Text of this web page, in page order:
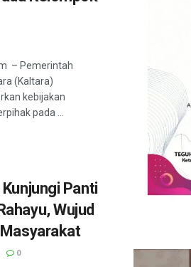
– Pemerintah
(Kaltara)
kebijakan
pada ...
Panti
Wujud
0